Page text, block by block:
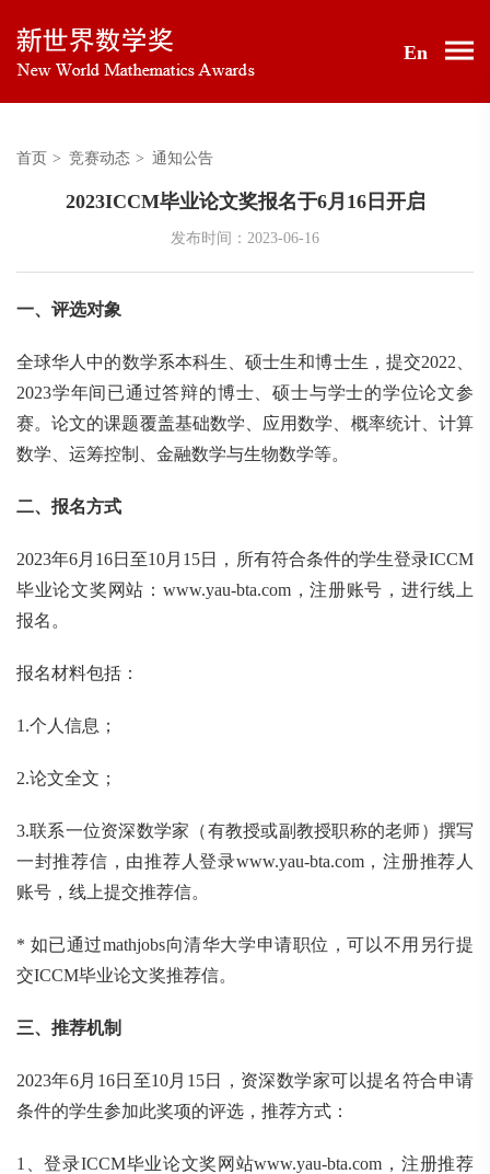
En
首页 > 竞赛动态 > 通知公告
2023ICCM毕业论文奖报名于6月16日开启
发布时间：2023-06-16
一、评选对象
全球华人中的数学系本科生、硕士生和博士生，提交2022、
2023学年间已通过答辩的博士、硕士与学士的学位论文参
赛。论文的课题覆盖基础数学、应用数学、概率统计、计算
数学、运筹控制、金融数学与生物数学等。
二、报名方式
2023年6月16日至10月15日，所有符合条件的学生登录ICCM
毕业论文奖网站：www.yau-bta.com，注册账号，进行线上
报名。
报名材料包括：
1.个人信息；
2.论文全文；
3.联系一位资深数学家（有教授或副教授职称的老师）撰写
一封推荐信，由推荐人登录www.yau-bta.com，注册推荐人
账号，线上提交推荐信。
* 如已通过mathjobs向清华大学申请职位，可以不用另行提
交ICCM毕业论文奖推荐信。
三、推荐机制
2023年6月16日至10月15日，资深数学家可以提名符合申请
条件的学生参加此奖项的评选，推荐方式：
1、登录ICCM毕业论文奖网站www.yau-bta.com，注册推荐